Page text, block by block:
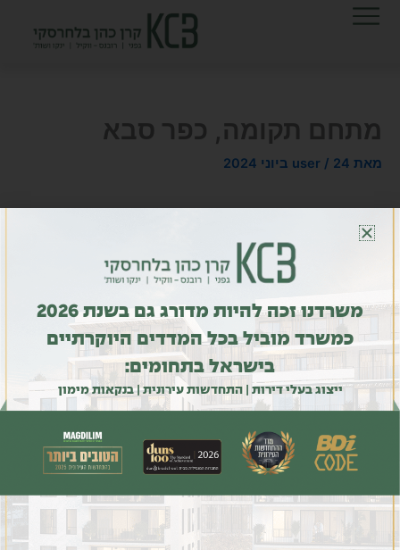
לתוכן
דילוג
מתחם תקומה, כפר סבא
מאת user / 24 ביוני 2024
משרדנו זכה להיות מדורג גם בשנת 2026
כמשרד מוביל בכל המדדים היוקרתיים
בישראל בתחומים:
ייצוג בעלי דירות | התחדשות עירונית | בנקאות מימון